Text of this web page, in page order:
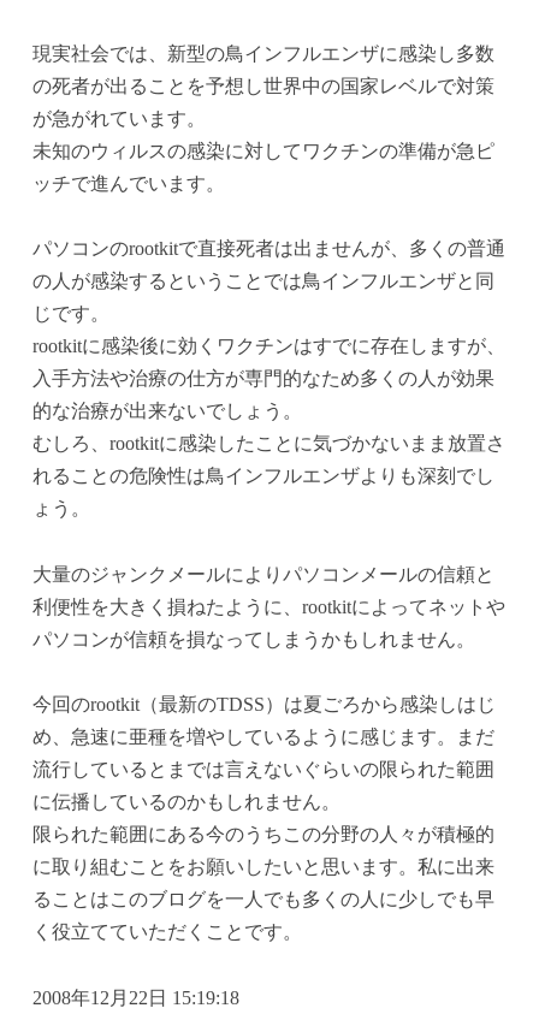
現実社会では、新型の鳥インフルエンザに感染し多数
の死者が出ることを予想し世界中の国家レベルで対策
が急がれています。
未知のウィルスの感染に対してワクチンの準備が急ピ
ッチで進んでいます。
パソコンのrootkitで直接死者は出ませんが、多くの普通
の人が感染するということでは鳥インフルエンザと同
じです。
rootkitに感染後に効くワクチンはすでに存在しますが、
入手方法や治療の仕方が専門的なため多くの人が効果
的な治療が出来ないでしょう。
むしろ、rootkitに感染したことに気づかないまま放置さ
れることの危険性は鳥インフルエンザよりも深刻でし
ょう。
大量のジャンクメールによりパソコンメールの信頼と
利便性を大きく損ねたように、rootkitによってネットや
パソコンが信頼を損なってしまうかもしれません。
今回のrootkit（最新のTDSS）は夏ごろから感染しはじ
め、急速に亜種を増やしているように感じます。まだ
流行しているとまでは言えないぐらいの限られた範囲
に伝播しているのかもしれません。
限られた範囲にある今のうちこの分野の人々が積極的
に取り組むことをお願いしたいと思います。私に出来
ることはこのブログを一人でも多くの人に少しでも早
く役立てていただくことです。
2008年12月22日 15:19:18